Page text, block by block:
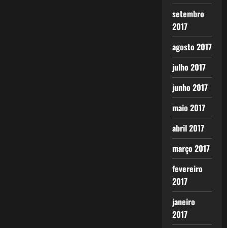
setembro
2017
agosto 2017
julho 2017
junho 2017
maio 2017
abril 2017
março 2017
fevereiro
2017
janeiro
2017